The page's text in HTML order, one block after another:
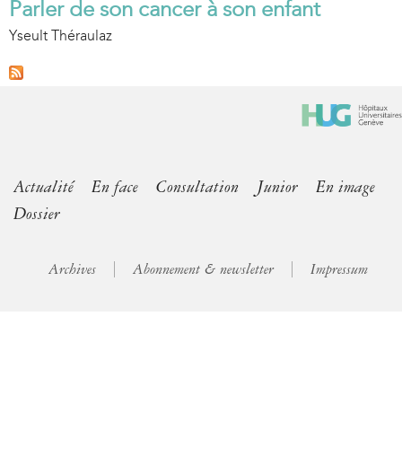
Parler de son cancer à son enfant
Yseult Théraulaz
Actualité En face Consultation Junior
En image
Dossier
Archives Abonnement & newsletter Impressum